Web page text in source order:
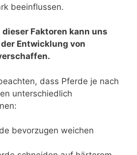
beeinflussen.
Faktoren kann uns
Entwicklung von
dass Pferde je nach
unterschiedlich
bevorzugen weichen